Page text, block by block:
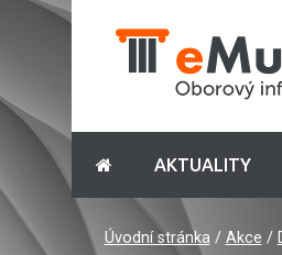
AKTUALITY
Úvodní stránka/ Akce /